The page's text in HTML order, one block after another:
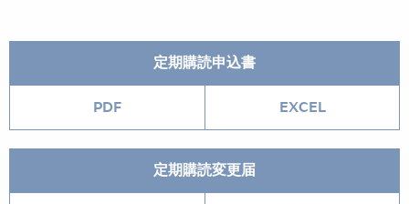
定期購読申込書
PDF EXCEL
定期購読変更届